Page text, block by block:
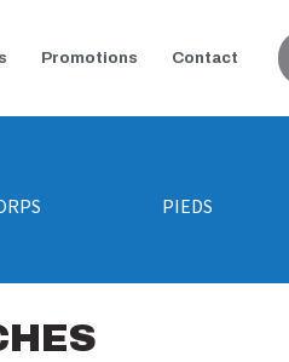
Promotions Contact
PIEDS